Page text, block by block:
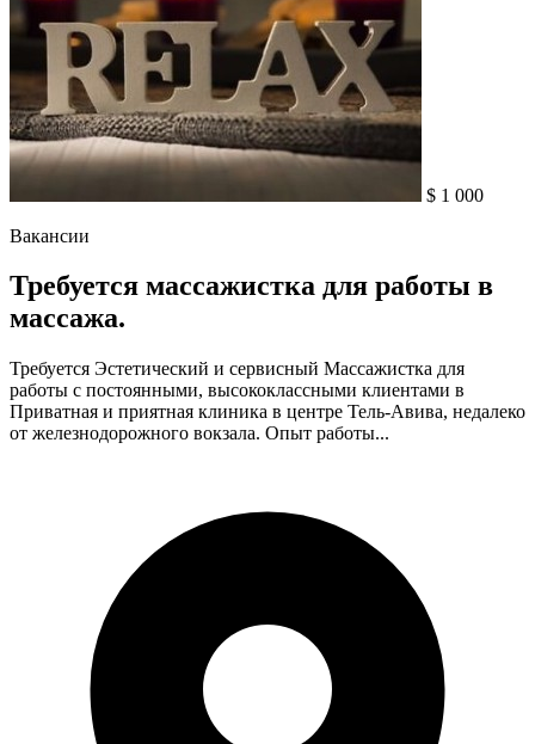
$ 1 000
Вакансии
Требуется массажистка для работы в
массажа.
Требуется Эстетический и сервисный Массажистка для
работы с постоянными, высококлассными клиентами в
Приватная и приятная клиника в центре Тель-Авива, недалеко
от железнодорожного вокзала. Опыт работы...